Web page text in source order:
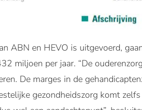
ABN en HEVO is uitgevoerd,
miljoen per jaar. “De
De marges in de
gezondheidszorg komt